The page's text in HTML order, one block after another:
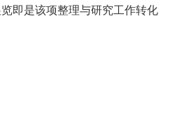
即是该项整理与研究工作转化